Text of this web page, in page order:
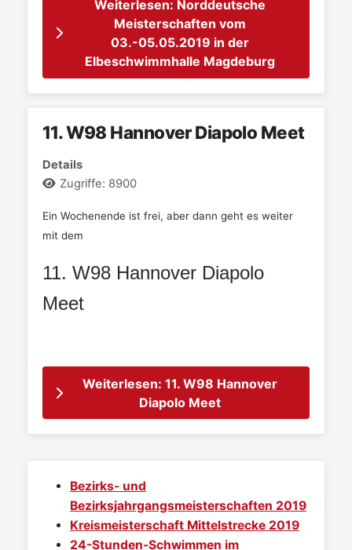
Weiterlesen: Norddeutsche
Meisterschaften vom
03.-05.05.2019 in der
Elbeschwimmhalle Magdeburg
11. W98 Hannover Diapolo Meet
Details
Zugriffe: 8900
Ein Wochenende ist frei, aber dann geht es weiter
mit dem
11. W98 Hannover Diapolo
Meet
Weiterlesen: 11. W98 Hannover
Diapolo Meet
Bezirks- und
Bezirksjahrgangsmeisterschaften 2019
Kreismeisterschaft Mittelstrecke 2019
24-Stunden-Schwimmen im